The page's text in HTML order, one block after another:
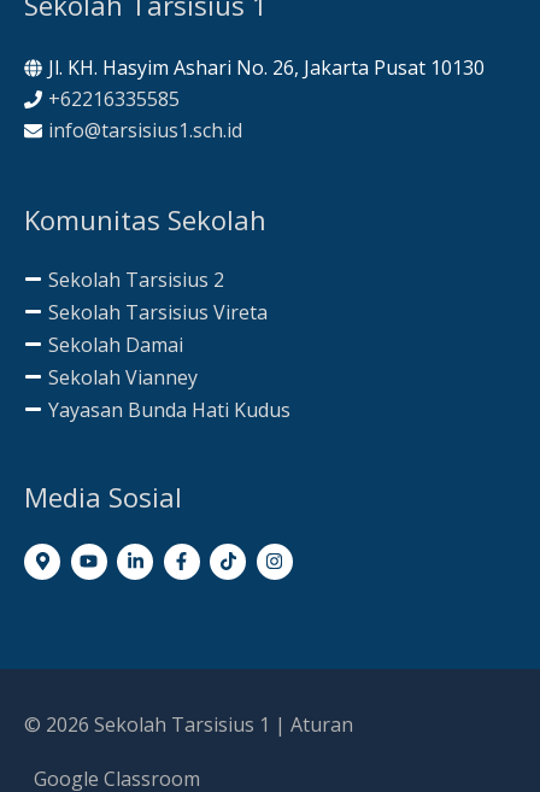
Jl. KH. Hasyim Ashari No. 26, Jakarta Pusat 10130
+62216335585
info@tarsisius1.sch.id
Komunitas Sekolah
Sekolah Tarsisius 2
Sekolah Tarsisius Vireta
Sekolah Damai
Sekolah Vianney
Yayasan Bunda Hati Kudus
Media Sosial
© 2026 Sekolah Tarsisius 1 | Aturan
Google Classroom